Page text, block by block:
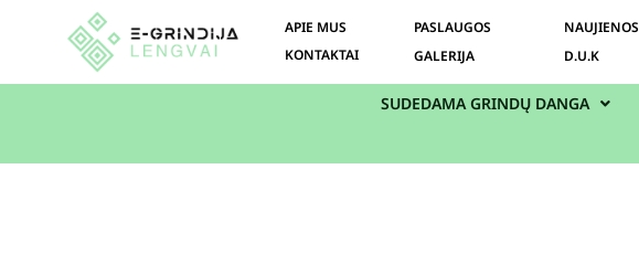
APIE MUS
KONTAKTAI
PASLAUGOS
GALERIJA
NAUJIENOS
D.U.K
SUDEDAMA GRINDŲ DANGA